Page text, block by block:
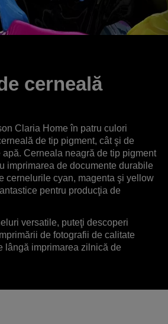
cerneală
Claria Home în patru culori
de tip pigment, cât şi de
Cerneala neagră de tip pigment
imprimarea de documente durabile
cernelurile cyan, magenta şi yellow
pentru producţia de
versatile, puteţi descoperi
de fotografii de calitate
lângă imprimarea zilnică de